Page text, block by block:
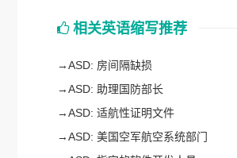
相关英语缩写推荐
→ASD: 房间隔缺损
→ASD: 助理国防部长
→ASD: 适航性证明文件
→ASD: 美国空军航空系统部门